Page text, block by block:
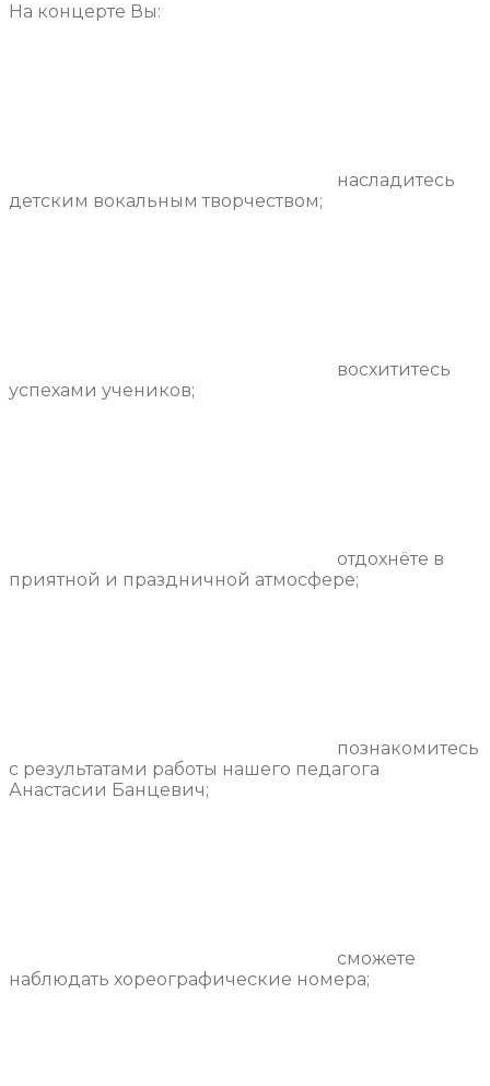
На концерте Вы:
насладитесь
детским вокальным творчеством;
восхититесь
успехами учеников;
отдохнёте в
приятной и праздничной атмосфере;
познакомитесь
с результатами работы нашего педагога
Анастасии Банцевич;
сможете
наблюдать хореографические номера;